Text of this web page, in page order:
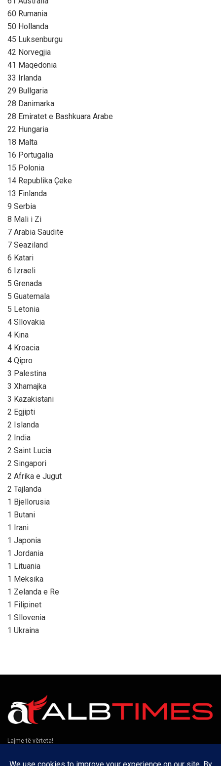
60 Rumania
50 Hollanda
45 Luksenburgu
42 Norvegjia
41 Maqedonia
33 Irlanda
29 Bullgaria
28 Danimarka
28 Emiratet e Bashkuara Arabe
22 Hungaria
18 Malta
16 Portugalia
15 Polonia
14 Republika Çeke
13 Finlanda
9 Serbia
8 Mali i Zi
7 Arabia Saudite
7 Sëaziland
6 Katari
6 Izraeli
5 Grenada
5 Guatemala
5 Letonia
4 Sllovakia
4 Kina
4 Kroacia
4 Qipro
3 Palestina
3 Xhamajka
3 Kazakistani
2 Egjipti
2 Islanda
2 India
2 Saint Lucia
2 Singapori
2 Afrika e Jugut
2 Tajlanda
1 Bjellorusia
1 Butani
1 Irani
1 Japonia
1 Jordania
1 Lituania
1 Meksika
1 Zelanda e Re
1 Filipinet
1 Sllovenia
1 Ukraina
Lajme të vërteta!
Të tjera